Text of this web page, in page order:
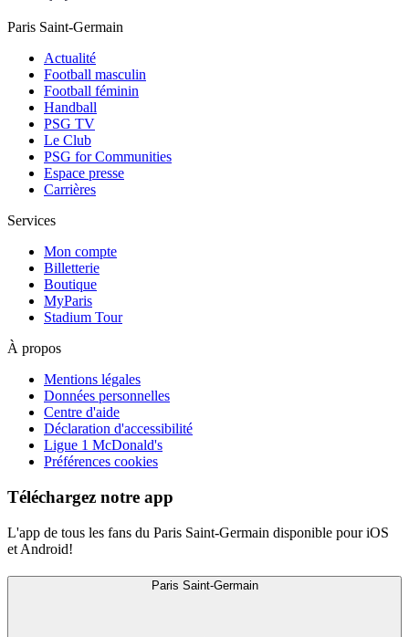
Paris Saint-Germain
Actualité
Football masculin
Football féminin
Handball
PSG TV
Le Club
PSG for Communities
Espace presse
Carrières
Services
Mon compte
Billetterie
Boutique
MyParis
Stadium Tour
À propos
Mentions légales
Données personnelles
Centre d'aide
Déclaration d'accessibilité
Ligue 1 McDonald's
Préférences cookies
Téléchargez notre app
L'app de tous les fans du Paris Saint-Germain disponible pour iOS
et Android!
Paris Saint-Germain